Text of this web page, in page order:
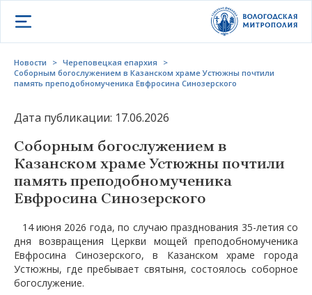
Открыть меню
Новости > Череповецкая епархия
>
Соборным богослужением в Казанском храме Устюжны почтили
память преподобномученика Евфросина Синозерского
Дата публикации: 17.06.2026
Соборным богослужением в
Казанском храме Устюжны почтили
память преподобномученика
Евфросина Синозерского
14 июня 2026 года, по случаю празднования 35-летия со
дня возвращения Церкви мощей преподобномученика
Евфросина Синозерского, в Казанском храме города
Устюжны, где пребывает святыня, состоялось соборное
богослужение.